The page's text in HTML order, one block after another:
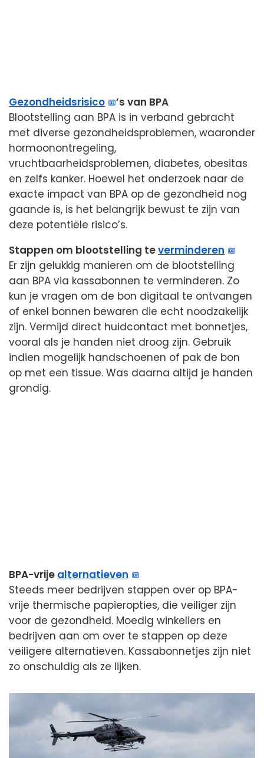
Gezondheidsrisico
’s van BPA
Blootstelling aan BPA is in verband gebracht
met diverse gezondheidsproblemen, waaronder
hormoonontregeling,
vruchtbaarheidsproblemen, diabetes, obesitas
en zelfs kanker. Hoewel het onderzoek naar de
exacte impact van BPA op de gezondheid nog
gaande is, is het belangrijk bewust te zijn van
deze potentiële risico’s.
Stappen om blootstelling teverminderen
Er zijn gelukkig manieren om de blootstelling
aan BPA via kassabonnen te verminderen. Zo
kun je vragen om de bon digitaal te ontvangen
of enkel bonnen bewaren die echt noodzakelijk
zijn. Vermijd direct huidcontact met bonnetjes,
vooral als je handen niet droog zijn. Gebruik
indien mogelijk handschoenen of pak de bon
op met een tissue. Was daarna altijd je handen
grondig.
BPA-vrije alternatieven
Steeds meer bedrijven stappen over op BPA-
vrije thermische papieropties, die veiliger zijn
voor de gezondheid. Moedig winkeliers en
bedrijven aan om over te stappen op deze
veiligere alternatieven. Kassabonnetjes zijn niet
zo onschuldig als ze lijken.